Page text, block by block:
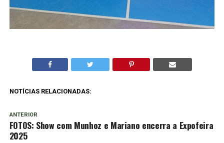
NOTÍCIAS RELACIONADAS:
ANTERIOR
FOTOS: Show com Munhoz e Mariano encerra a Expofeira
2025